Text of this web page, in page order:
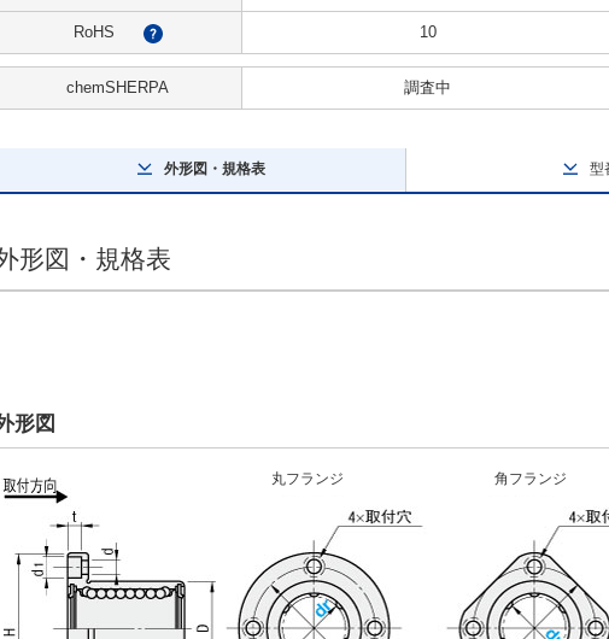
RoHS ? 10
chemSHERPA 調査中
外形図・規格表 型
形図・規格表
形図
丸フランジ 角フランジ